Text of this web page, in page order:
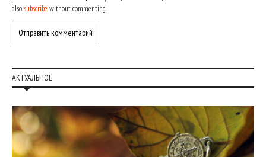
also subscribe without commenting.
АКТУАЛЬНОЕ